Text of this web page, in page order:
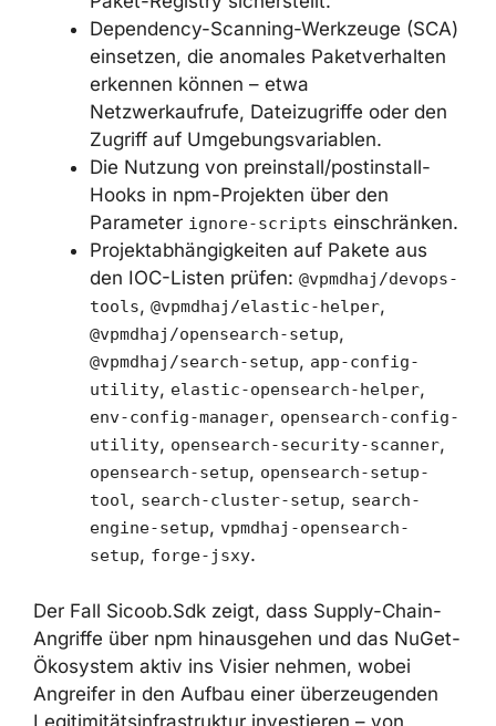
Für den Schutz vor Supply-Chain-Angriffen im
Allgemeinen:
Eine Verifizierung einführen, die
Übereinstimmung zwischen Quellcode
im Repository und dem verteilten
Artefakt im Paket-Registry sicherstellt.
Dependency-Scanning-Werkzeuge
(SCA) einsetzen, die anomales
Paketverhalten erkennen können –
etwa Netzwerkaufrufe, Dateizugriffe
oder den Zugriff auf
Umgebungsvariablen.
Die Nutzung von preinstall/postinstall-
Hooks in npm-Projekten über den
Parameterignore-scripts
einschränken.
Projektabhängigkeiten auf Pakete aus
den IOC-Listen prüfen:
@vpmdhaj/devops-tools
@vpmdhaj/opensearch-setup,
@vpmdhaj/search-setup,app-config-
utility,elastic-opensearch-helper
env-config-manager,opensearch-
,